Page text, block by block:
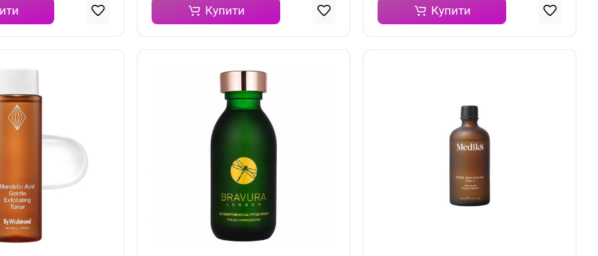
Купити Купити